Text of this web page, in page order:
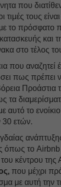
που
τους
το πρόσφατο
και
στο τέλος
που αναζητεί
πως πρέπει
Προάστια
τα
το ενοίκιο
30 ετών.
όπως το Airbnb
του κέντρου
που μέχρι
με αυτή την